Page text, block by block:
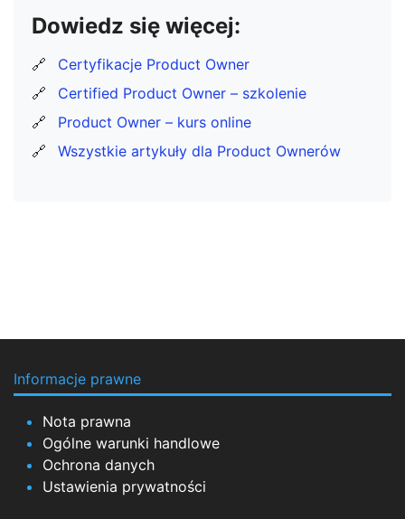
Dowiedz się więcej:
🔗
Certyfikacje Product Owner
🔗
Certified Product Owner – szkolenie
🔗
Product Owner – kurs online
🔗
Wszystkie artykuły dla Product Ownerów
Informacje prawne
Nota prawna
Ogólne warunki handlowe
Ochrona danych
Ustawienia prywatności